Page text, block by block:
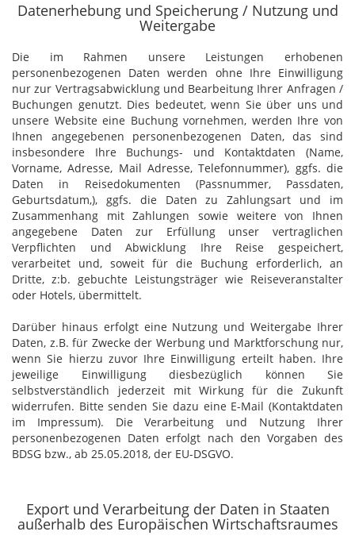
Datenerhebung und Speicherung / Nutzung und
Weitergabe
Die im Rahmen unsere Leistungen erhobenen
personenbezogenen Daten werden ohne Ihre Einwilligung
nur zur Vertragsabwicklung und Bearbeitung Ihrer Anfragen /
Buchungen genutzt. Dies bedeutet, wenn Sie über uns und
unsere Website eine Buchung vornehmen, werden Ihre von
Ihnen angegebenen personenbezogenen Daten, das sind
insbesondere Ihre Buchungs- und Kontaktdaten (Name,
Vorname, Adresse, Mail Adresse, Telefonnummer), ggfs. die
Daten in Reisedokumenten (Passnummer, Passdaten,
Geburtsdatum,), ggfs. die Daten zu Zahlungsart und im
Zusammenhang mit Zahlungen sowie weitere von Ihnen
angegebene Daten zur Erfüllung unser vertraglichen
Verpflichten und Abwicklung Ihre Reise gespeichert,
verarbeitet und, soweit für die Buchung erforderlich, an
Dritte, z:b. gebuchte Leistungsträger wie Reiseveranstalter
oder Hotels, übermittelt.
Darüber hinaus erfolgt eine Nutzung und Weitergabe Ihrer
Daten, z.B. für Zwecke der Werbung und Marktforschung nur,
wenn Sie hierzu zuvor Ihre Einwilligung erteilt haben. Ihre
jeweilige Einwilligung diesbezüglich können Sie
selbstverständlich jederzeit mit Wirkung für die Zukunft
widerrufen. Bitte senden Sie dazu eine E-Mail (Kontaktdaten
im Impressum). Die Verarbeitung und Nutzung Ihrer
personenbezogenen Daten erfolgt nach den Vorgaben des
BDSG bzw., ab 25.05.2018, der EU-DSGVO.
Export und Verarbeitung der Daten in Staaten
außerhalb des Europäischen Wirtschaftsraumes